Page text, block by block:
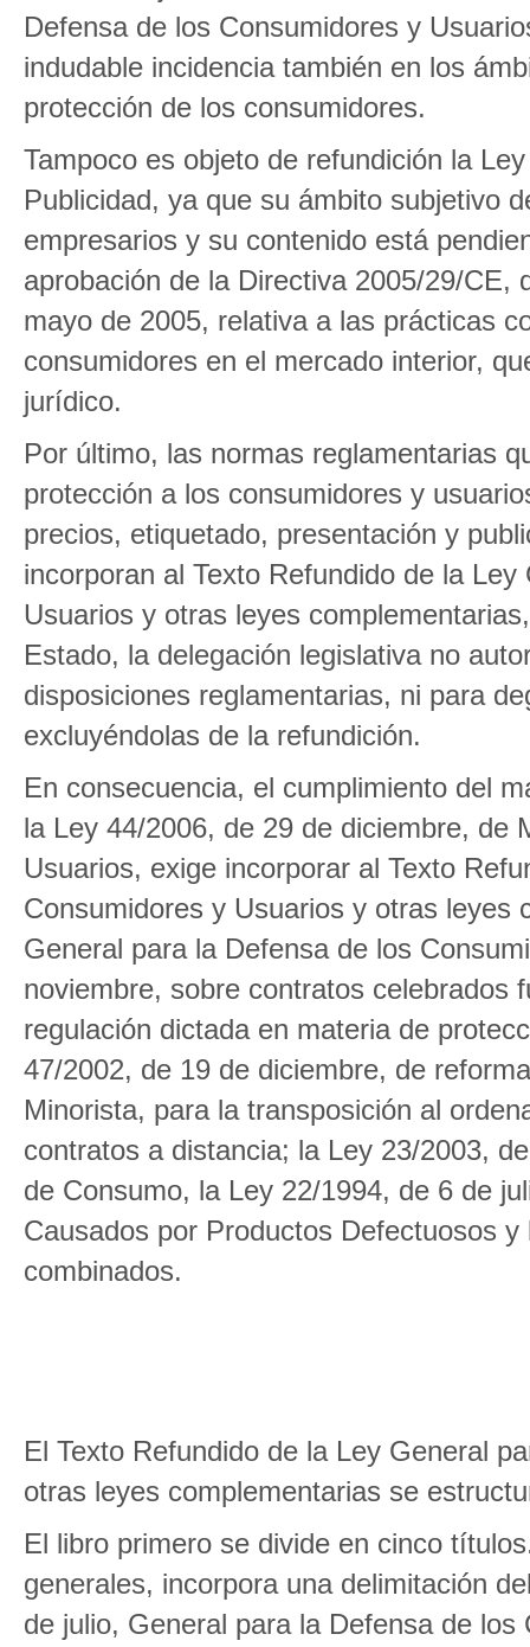
Defensa de los Consumidores y
indudable incidencia también en los
protección de los consumidores.
Tampoco es objeto de refundición la
Publicidad, ya que su ámbito subjetivo
empresarios y su contenido está
aprobación de la Directiva 2005/29/CE,
mayo de 2005, relativa a las prácticas
consumidores en el mercado interior,
jurídico.
Por último, las normas reglamentarias
protección a los consumidores y
precios, etiquetado, presentación y
incorporan al Texto Refundido de la
Usuarios y otras leyes
Estado, la delegación legislativa no
disposiciones reglamentarias, ni para
excluyéndolas de la refundición.
En consecuencia, el cumplimiento del
la Ley 44/2006, de 29 de diciembre, de
Usuarios, exige incorporar al Texto
Consumidores y Usuarios y otras leyes
General para la Defensa de los
noviembre, sobre contratos celebrados
regulación dictada en materia de
47/2002, de 19 de diciembre, de
Minorista, para la transposición al
contratos a distancia; la Ley 23/2003,
de Consumo, la Ley 22/1994, de 6 de
Causados por Productos Defectuosos
combinados.
El Texto Refundido de la Ley General
otras leyes complementarias se
El libro primero se divide en cinco
generales, incorpora una delimitación
de julio, General para la Defensa de